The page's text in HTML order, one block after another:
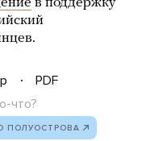
PDF
что?
ПОЛУОСТРОВА